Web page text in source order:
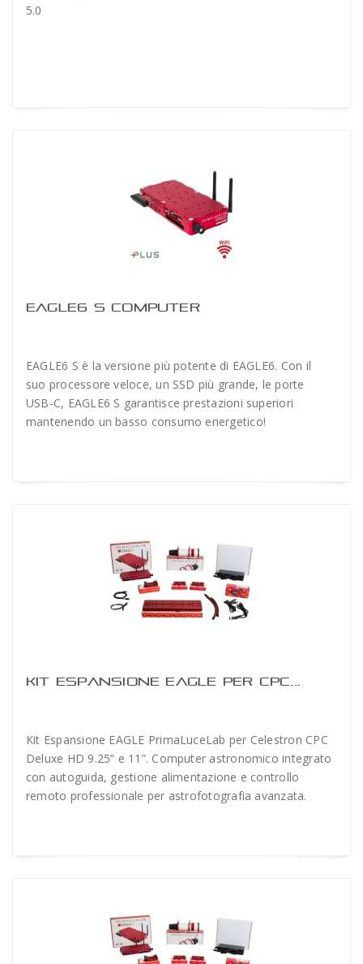
5.0
EAGLE6 S COMPUTER
EAGLE6 S è la versione più potente di EAGLE6. Con il
suo processore veloce, un SSD più grande, le porte
USB-C, EAGLE6 S garantisce prestazioni superiori
mantenendo un basso consumo energetico!
KIT ESPANSIONE EAGLE PER CPC...
Kit Espansione EAGLE PrimaLuceLab per Celestron CPC
Deluxe HD 9.25” e 11”. Computer astronomico integrato
con autoguida, gestione alimentazione e controllo
remoto professionale per astrofotografia avanzata.